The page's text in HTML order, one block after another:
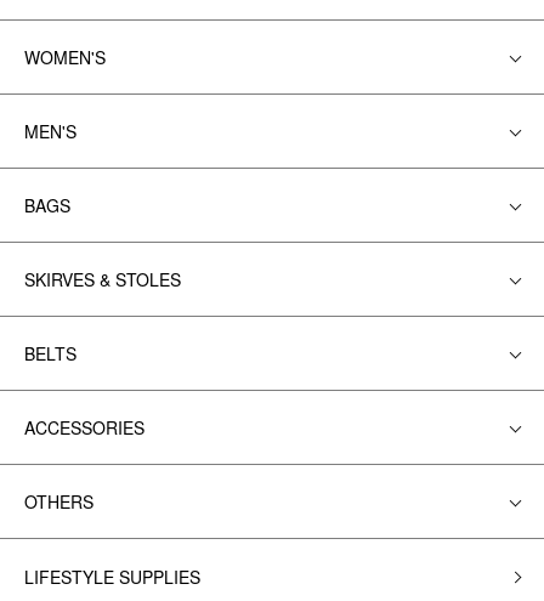
WOMEN'S
MEN'S
BAGS
SKIRVES & STOLES
BELTS
ACCESSORIES
OTHERS
LIFESTYLE SUPPLIES